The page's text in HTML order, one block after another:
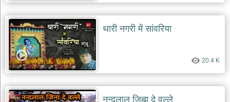
भजन
rani
sati
dadi
bhajans
बावा
लाल
दयाल
भजन
bawa
थारी नगरी में सांवरिया
20.4 K
नन्दलाल जिह्ना दे वल्ले